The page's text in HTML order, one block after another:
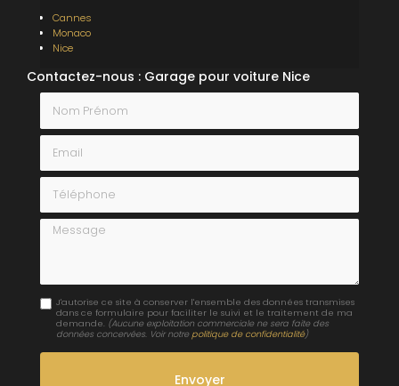
Cannes
Monaco
Nice
Contactez-nous : Garage pour voiture Nice
Nom Prénom
Email
Téléphone
Message
J'autorise ce site à conserver l'ensemble des données transmises
dans ce formulaire pour faciliter le suivi et le traitement de ma
demande. (Aucune exploitation commerciale ne sera faite des
données concervées. Voir notre politique de confidentialité)